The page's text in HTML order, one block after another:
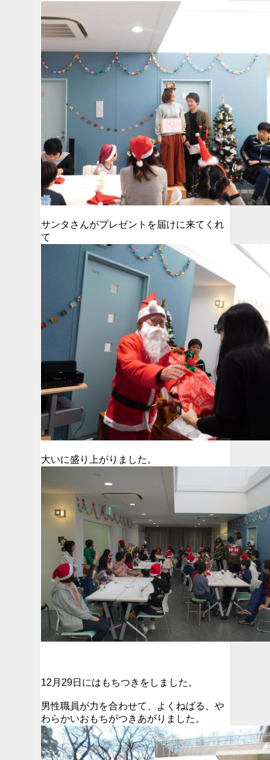
サンタさんがプレゼントを届けに来てくれ
て
大いに盛り上がりました。
12月29日にはもちつきをしました。
男性職員が力を合わせて、よくねばる、や
わらかいおもちがつきあがりました。